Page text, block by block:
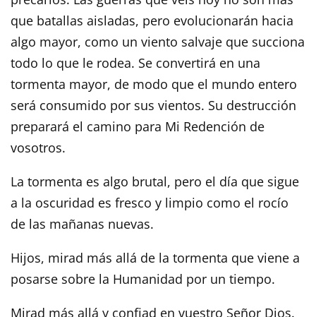
que batallas aisladas, pero evolucionarán hacia
algo mayor, como un viento salvaje que succiona
todo lo que le rodea. Se convertirá en una
tormenta mayor, de modo que el mundo entero
será consumido por sus vientos. Su destrucción
preparará el camino para Mi Redención de
vosotros.
La tormenta es algo brutal, pero el día que sigue
a la oscuridad es fresco y limpio como el rocío
de las mañanas nuevas.
Hijos, mirad más allá de la tormenta que viene a
posarse sobre la Humanidad por un tiempo.
Mirad más allá y confiad en vuestro Señor Dios.